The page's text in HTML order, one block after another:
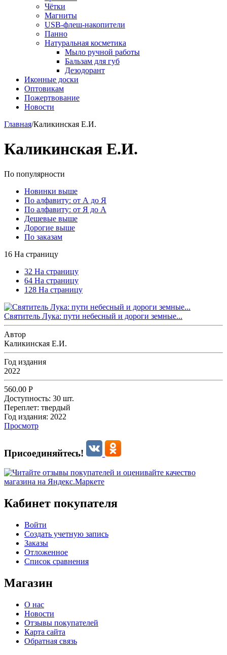
Чётки
Магниты
USB-флеш-накопители
Панно
Натуральная косметика
Мыло ручной работы
Бальзам для губ
Дезодорант
Иконные доски
Оптовикам
Пожертвование
Новости
Главная/Каликинская Е.И.
Каликинская Е.И.
По популярности
Новинки выше
По алфавиту: от А до Я
По алфавиту: от Я до А
Дешевые выше
Дорогие выше
По заказам
16 На страницу
32 На страницу
64 На страницу
128 На страницу
Святитель Лука: пути небесный и дороги земные...
Автор
Каликинская Е.И.
Год издания
2022
560.00 Р
Доступность: 30 шт.
Переплет: твердый
Год издания: 2022
Просмотр
Присоединяйтесь!
Кабинет покупателя
Войти
Создать учетную запись
Заказы
Отложенное
Список сравнения
Магазин
О нас
Новости
Отзывы покупателей
Карта сайта
Обратная связь